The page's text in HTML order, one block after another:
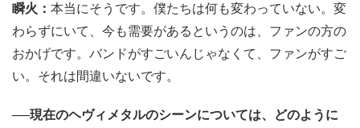
瞬火： 本当にそうです。僕たちは何も変わっていない。変
わらずにいて、今も需要があるというのは、ファンの方の
おかげです。バンドがすごいんじゃなくて、ファンがすご
い。それは間違いないです。
──現在のヘヴィメタルのシーンについては、どのように